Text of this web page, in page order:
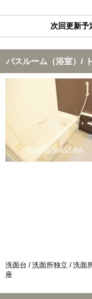
次回更新予
バスルーム（浴室）/
洗面台 / 洗面所独立 / 洗面
座